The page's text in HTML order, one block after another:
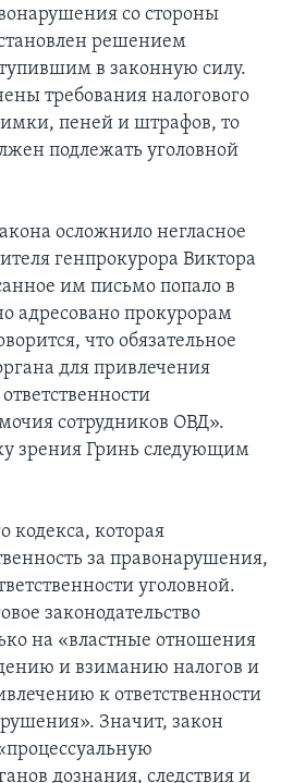
со стороны
решением
в законную силу.
требования налогового
пеней и штрафов, то
подлежать уголовной
осложнило негласное
генпрокурора Виктора
им письмо попало в
адресовано прокурорам
что обязательное
для привлечения
сотрудников ОВД».
зрения Гринь следующим
кодекса, которая
за правонарушения,
уголовной.
законодательство
на «властные отношения
и взиманию налогов и
к ответственности
Значит, закон
дознания, следствия и